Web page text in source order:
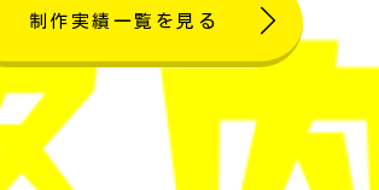
制作実績一覧を見る